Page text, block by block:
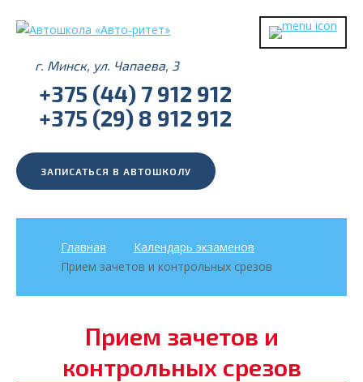
г. Минск, ул. Чапаева, 3
+375 (44) 7 912 912
+375 (29) 8 912 912
ЗАПИСАТЬСЯ В АВТОШКОЛУ
Главная
Календарь экзаменов
Прием зачетов и контрольных срезов
Прием зачетов и
контрольных срезов